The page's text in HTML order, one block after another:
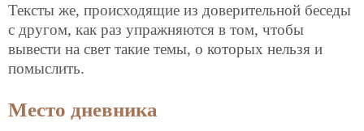
Тексты же, происходящие из доверительной беседы
с другом, как раз упражняются в том, чтобы
вывести на свет такие темы, о которых нельзя и
помыслить.
Место дневника